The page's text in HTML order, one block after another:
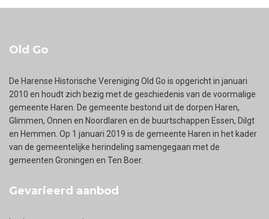
Old Go
De Harense Historische Vereniging Old Go is opgericht in januari
2010 en houdt zich bezig met de geschiedenis van de voormalige
gemeente Haren. De gemeente bestond uit de dorpen Haren,
Glimmen, Onnen en Noordlaren en de buurtschappen Essen, Dilgt
en Hemmen. Op 1 januari 2019 is de gemeente Haren in het kader
van de gemeentelijke herindeling samengegaan met de
gemeenten Groningen en Ten Boer.
Gevarieerd aanbod